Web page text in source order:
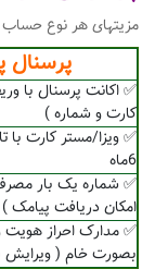
مزیتهای هر نوع حساب
پرسنال
✅ اکانت پرسنال با
کارت و شماره )
✅ ویزا/مستر کارت با
6ماه
✅ شماره یک بار
امکان دریافت پیامک )
✅ مدارک احراز
بصورت خام ( ویرایش